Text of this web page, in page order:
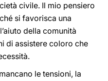
civile. Il mio pensiero
si favorisca una
della comunità
di assistere coloro che
le tensioni, la